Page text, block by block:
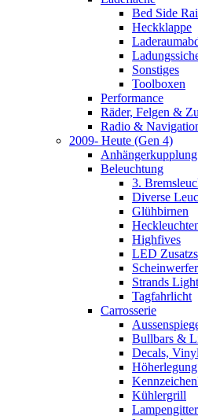
Bed Side
Heckklappe
Sonstiges
Toolboxen
Performance
Räder, Felgen &
Radio &
2009- Heute (Gen 4)
Beleuchtung
3.
Diverse
Glühbirnen
Highfives
LED
Scheinwerfer
Strands
Tagfahrlicht
Carrosserie
Bullbars &
Decals,
Höherlegung
Kühlergrill
Lampengitter